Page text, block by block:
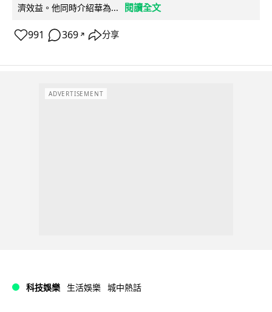
濟效益。他同時介紹華為...
閱讀全文
991 369 ↗ 分享
ADVERTISEMENT
科技娛樂 生活娛樂 城中熱話